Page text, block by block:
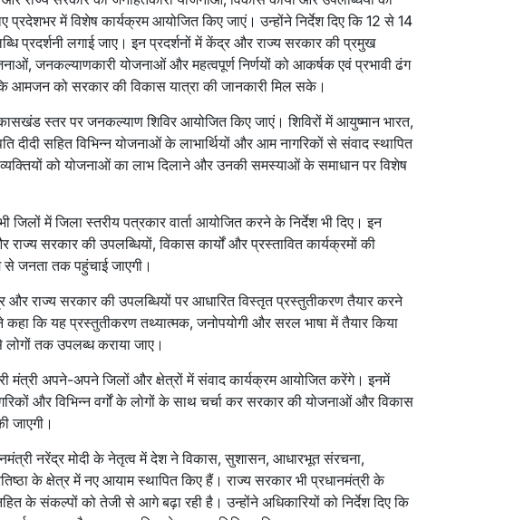
में विशेष कार्यक्रम आयोजित किए जाएं। उन्होंने निर्देश दिए कि 12 से 14
प्रदर्शनी लगाई जाए। इन प्रदर्शनों में केंद्र और राज्य सरकार की प्रमुख
जनकल्याणकारी योजनाओं और महत्वपूर्ण निर्णयों को आकर्षक एवं प्रभावी ढंग
आमजन को सरकार की विकास यात्रा की जानकारी मिल सके।
स्तर पर जनकल्याण शिविर आयोजित किए जाएं। शिविरों में आयुष्मान भारत,
दीदी सहित विभिन्न योजनाओं के लाभार्थियों और आम नागरिकों से संवाद स्थापित
को योजनाओं का लाभ दिलाने और उनकी समस्याओं के समाधान पर विशेष
में जिला स्तरीय पत्रकार वार्ता आयोजित करने के निर्देश भी दिए। इन
सरकार की उपलब्धियों, विकास कार्यों और प्रस्तावित कार्यक्रमों की
से जनता तक पहुंचाई जाएगी।
और राज्य सरकार की उपलब्धियों पर आधारित विस्तृत प्रस्तुतीकरण तैयार करने
कहा कि यह प्रस्तुतीकरण तथ्यात्मक, जनोपयोगी और सरल भाषा में तैयार किया
लोगों तक उपलब्ध कराया जाए।
मंत्री अपने-अपने जिलों और क्षेत्रों में संवाद कार्यक्रम आयोजित करेंगे। इनमें
और विभिन्न वर्गों के लोगों के साथ चर्चा कर सरकार की योजनाओं और विकास
जाएगी।
नरेंद्र मोदी के नेतृत्व में देश ने विकास, सुशासन, आधारभूत संरचना,
के क्षेत्र में नए आयाम स्थापित किए हैं। राज्य सरकार भी प्रधानमंत्री के
के संकल्पों को तेजी से आगे बढ़ा रही है। उन्होंने अधिकारियों को निर्देश दिए कि